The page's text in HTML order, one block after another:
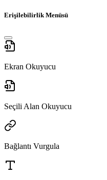
Erişilebilirlik Menüsü
Ekran Okuyucu
Seçili Alan Okuyucu
Bağlantı Vurgula